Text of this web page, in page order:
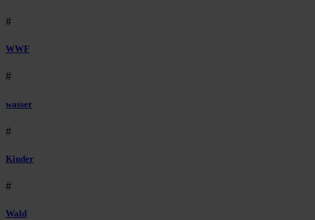
#
WWF
#
wasser
#
Kinder
#
Wald